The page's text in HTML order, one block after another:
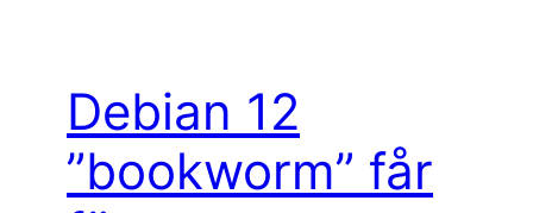
Debian 12
”bookworm” får